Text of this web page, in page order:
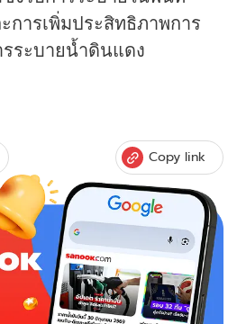
การเพิ่มประสิทธิภาพการ
ระบายน้ำดินแดง
Copy link